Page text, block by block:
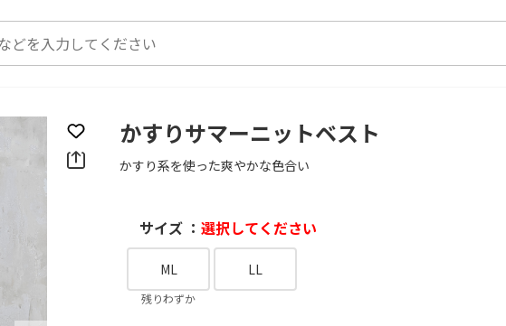
お気に入りに登録
かすりサマーニットベスト
かすり系を使った爽やかな色合い
サイズ ： 選択してください
ML
残りわずか
LL